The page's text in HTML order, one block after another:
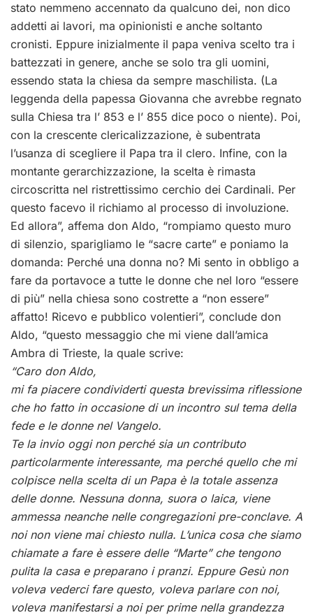
stato nemmeno accennato da qualcuno dei, non dico
addetti ai lavori, ma opinionisti e anche soltanto
cronisti. Eppure inizialmente il papa veniva scelto tra i
battezzati in genere, anche se solo tra gli uomini,
essendo stata la chiesa da sempre maschilista. (La
leggenda della papessa Giovanna che avrebbe regnato
sulla Chiesa tra l’ 853 e l’ 855 dice poco o niente). Poi,
con la crescente clericalizzazione, è subentrata
l’usanza di scegliere il Papa tra il clero. Infine, con la
montante gerarchizzazione, la scelta è rimasta
circoscritta nel ristrettissimo cerchio dei Cardinali. Per
questo facevo il richiamo al processo di involuzione.
Ed allora”, affema don Aldo, “rompiamo questo muro
di silenzio, sparigliamo le “sacre carte” e poniamo la
domanda: Perché una donna no? Mi sento in obbligo a
fare da portavoce a tutte le donne che nel loro “essere
di più” nella chiesa sono costrette a “non essere”
affatto! Ricevo e pubblico volentieri”, conclude don
Aldo, “questo messaggio che mi viene dall’amica
Ambra di Trieste, la quale scrive:
“Caro don Aldo,
mi fa piacere condividerti questa brevissima riflessione
che ho fatto in occasione di un incontro sul tema della
fede e le donne nel Vangelo.
Te la invio oggi non perché sia un contributo
particolarmente interessante, ma perché quello che mi
colpisce nella scelta di un Papa è la totale assenza
delle donne. Nessuna donna, suora o laica, viene
ammessa neanche nelle congregazioni pre-conclave. A
noi non viene mai chiesto nulla. L’unica cosa che siamo
chiamate a fare è essere delle “Marte” che tengono
pulita la casa e preparano i pranzi. Eppure Gesù non
voleva vederci fare questo, voleva parlare con noi,
voleva manifestarsi a noi per prime nella grandezza